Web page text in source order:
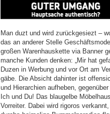
Man duzt und wird zurückgesiezt –
das an anderer Stelle
großen Warenhauskette via Banner
manche Kunden denken: „Mir hat
Duzen in Werbung und vor Ort am
gäbe. Die Absicht dahinter ist
und Hierarchien aufheben,
Ich und Du! Das blaugelbe
Vorreiter. Dabei wird rigoros